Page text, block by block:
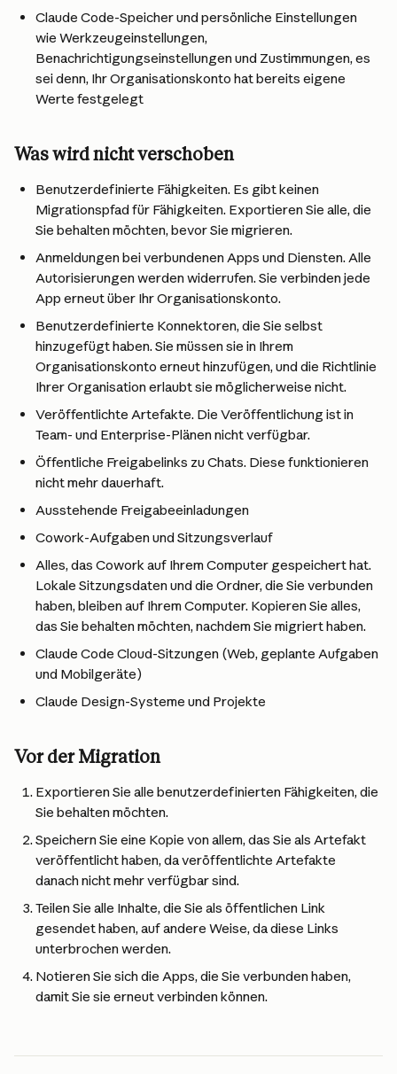
Claude Code-Speicher und persönliche Einstellungen
wie Werkzeugeinstellungen,
Benachrichtigungseinstellungen und Zustimmungen, es
sei denn, Ihr Organisationskonto hat bereits eigene
Werte festgelegt
Was wird nicht verschoben
Benutzerdefinierte Fähigkeiten. Es gibt keinen
Migrationspfad für Fähigkeiten. Exportieren Sie alle, die
Sie behalten möchten, bevor Sie migrieren.
Anmeldungen bei verbundenen Apps und Diensten. Alle
Autorisierungen werden widerrufen. Sie verbinden jede
App erneut über Ihr Organisationskonto.
Benutzerdefinierte Konnektoren, die Sie selbst
hinzugefügt haben. Sie müssen sie in Ihrem
Organisationskonto erneut hinzufügen, und die Richtlinie
Ihrer Organisation erlaubt sie möglicherweise nicht.
Veröffentlichte Artefakte. Die Veröffentlichung ist in
Team- und Enterprise-Plänen nicht verfügbar.
Öffentliche Freigabelinks zu Chats. Diese funktionieren
nicht mehr dauerhaft.
Ausstehende Freigabeeinladungen
Cowork-Aufgaben und Sitzungsverlauf
Alles, das Cowork auf Ihrem Computer gespeichert hat.
Lokale Sitzungsdaten und die Ordner, die Sie verbunden
haben, bleiben auf Ihrem Computer. Kopieren Sie alles,
das Sie behalten möchten, nachdem Sie migriert haben.
Claude Code Cloud-Sitzungen (Web, geplante Aufgaben
und Mobilgeräte)
Claude Design-Systeme und Projekte
Vor der Migration
Exportieren Sie alle benutzerdefinierten Fähigkeiten, die
Sie behalten möchten.
Speichern Sie eine Kopie von allem, das Sie als Artefakt
veröffentlicht haben, da veröffentlichte Artefakte
danach nicht mehr verfügbar sind.
Teilen Sie alle Inhalte, die Sie als öffentlichen Link
gesendet haben, auf andere Weise, da diese Links
unterbrochen werden.
Notieren Sie sich die Apps, die Sie verbunden haben,
damit Sie sie erneut verbinden können.